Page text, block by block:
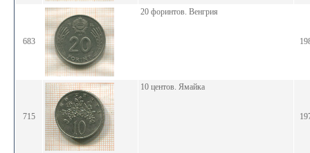
683
20 форинтов. Венгрия
715
10 центов. Ямайка